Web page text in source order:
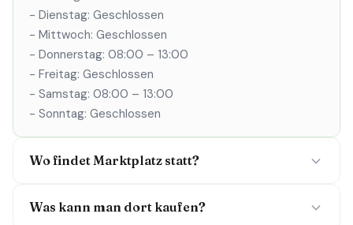
- Dienstag: Geschlossen
- Mittwoch: Geschlossen
- Donnerstag: 08:00 – 13:00
- Freitag: Geschlossen
- Samstag: 08:00 – 13:00
- Sonntag: Geschlossen
Wo findet Marktplatz statt?
Was kann man dort kaufen?